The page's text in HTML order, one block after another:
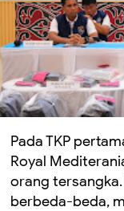
Pada TKP
Royal
orang
berbeda-beda,